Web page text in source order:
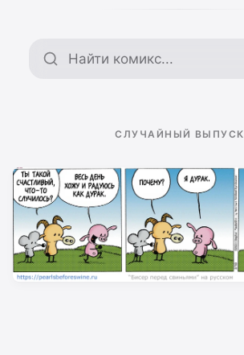
Поиск по архиву
СЛУЧАЙНЫЙ ВЫПУСК